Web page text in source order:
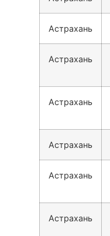
Астрахань
Астрахань
Астрахань
Астрахань
Астрахань
Астрахань